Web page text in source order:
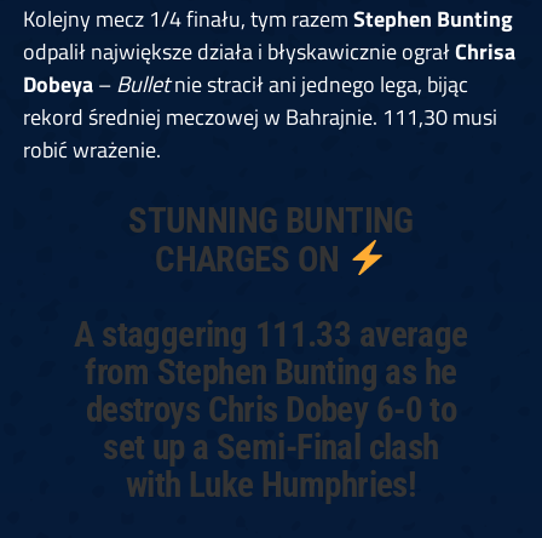
Kolejny mecz 1/4 finału, tym razemStephen Bunting
odpalił największe działa i błyskawicznie ograłChrisa
Dobeya–Bulletnie stracił ani jednego lega, bijąc
rekord średniej meczowej w Bahrajnie. 111,30 musi
robić wrażenie.
STUNNING BUNTING
CHARGES ON
A staggering 111.33 average
from Stephen Bunting as he
destroys Chris Dobey 6-0 to
set up a Semi-Final clash
with Luke Humphries!